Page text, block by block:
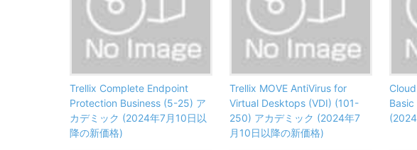
Trellix Complete Endpoint
Protection Business (5-25) ア
カデミック (2024年7月10日以
降の新価格)
Trellix MOVE AntiVirus for
Virtual Desktops (VDI) (101-
250) アカデミック (2024年7
月10日以降の新価格)